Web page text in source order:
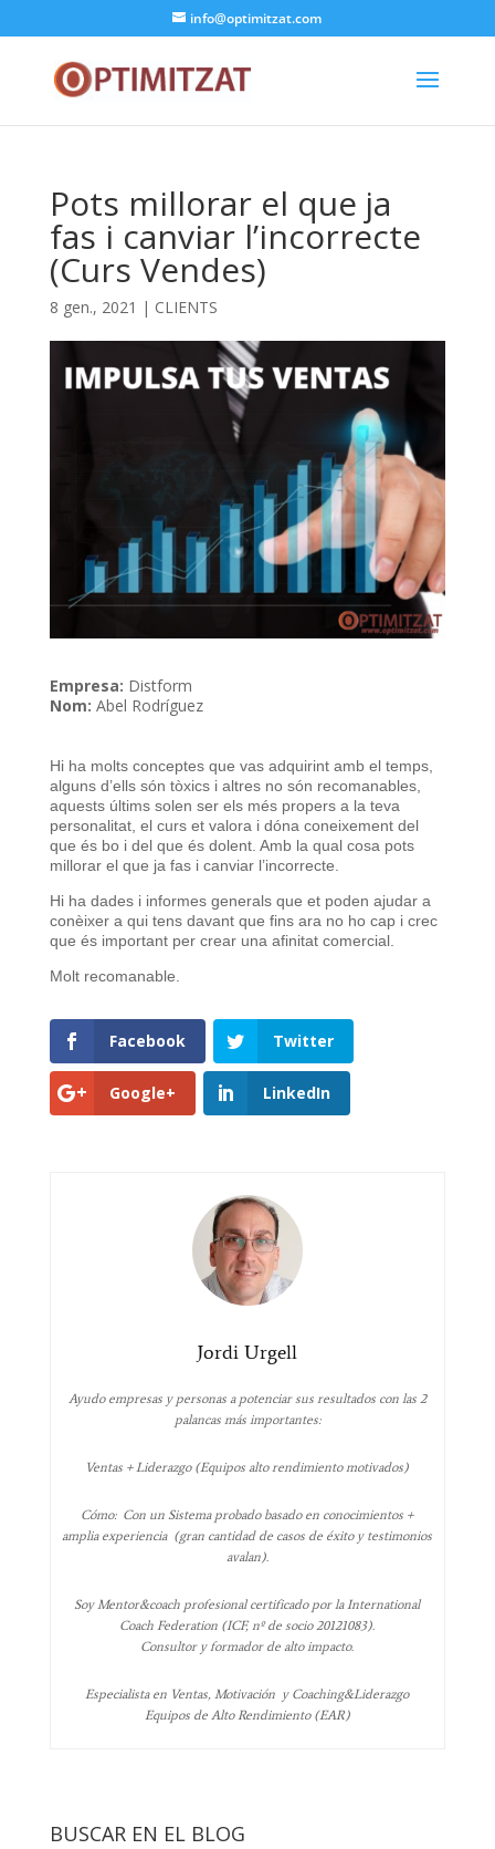
info@optimitzat.com
Pots millorar el que ja
fas i canviar l’incorrecte
(Curs Vendes)
8 gen., 2021 | CLIENTS
Empresa: Distform
Nom: Abel Rodríguez
Hi ha molts conceptes que vas adquirint amb el temps,
alguns d’ells són tòxics i altres no són recomanables,
aquests últims solen ser els més propers a la teva
personalitat, el curs et valora i dóna coneixement del
que és bo i del que és dolent. Amb la qual cosa pots
millorar el que ja fas i canviar l’incorrecte.
Hi ha dades i informes generals que et poden ajudar a
conèixer a qui tens davant que fins ara no ho cap i crec
que és important per crear una afinitat comercial.
Molt recomanable.
Facebook Twitter
Google+ LinkedIn
Jordi Urgell
Ayudo empresas y personas a potenciar sus resultados con las 2
palancas más importantes:
Ventas + Liderazgo (Equipos alto rendimiento motivados)
Cómo: Con un Sistema probado basado en conocimientos +
amplia experiencia (gran cantidad de casos de éxito y testimonios
avalan).
Soy Mentor&coach profesional certificado por la International
Coach Federation (ICF, nº de socio 20121083).
Consultor y formador de alto impacto.
Especialista en Ventas, Motivación y Coaching&Liderazgo
Equipos de Alto Rendimiento (EAR)
BUSCAR EN EL BLOG